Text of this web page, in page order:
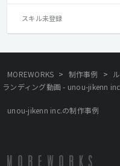
スキル未登録
MOREWORKS > 制作事例 >
ランディング動画 - unou-jikenn
unou-jikenn inc.の制作事例